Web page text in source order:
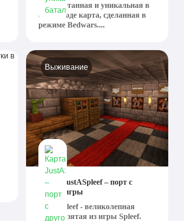
проработанная и уникальная в
своем роде карта, сделанная в
режиме Bedwars....
Выживание
Карта JustASpleef – порт с
другой игры
JustASpleef - великолепная
карта, взятая из игры Spleef.